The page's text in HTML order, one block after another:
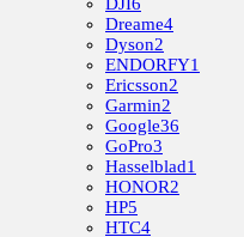
Dreame4
Dyson2
ENDORFY1
Ericsson2
Garmin2
Google36
GoPro3
Hasselblad1
HONOR2
HP5
HTC4